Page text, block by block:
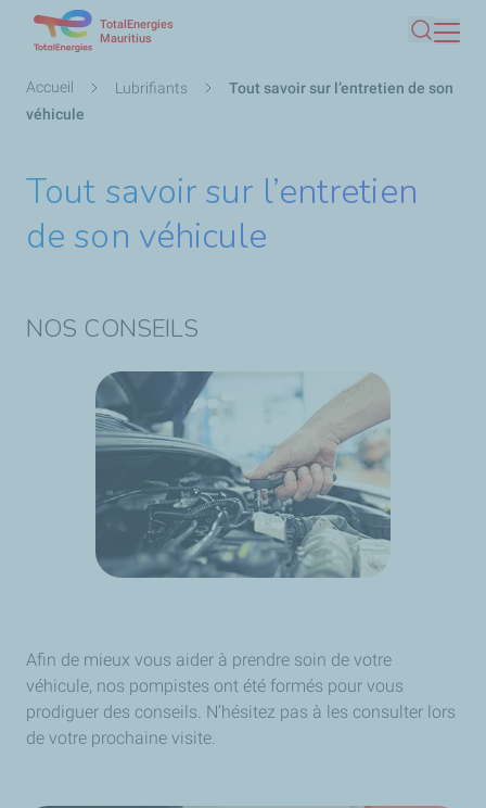
contenu
TotalEnergies
Mauritius
Fil
d'Ariane
Accueil Lubrifiants
Tout savoir sur l’entretien de son
véhicule
Tout savoir sur l’entretien
de son véhicule
NOS CONSEILS
Afin de mieux vous aider à prendre soin de votre
véhicule, nos pompistes ont été formés pour vous
prodiguer des conseils. N’hésitez pas à les consulter lors
de votre prochaine visite.